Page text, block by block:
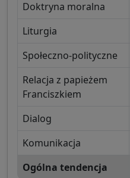
Doktryna moralna
Liturgia
Społeczno-polityczne
Relacja z papieżem
Franciszkiem
Dialog
Komunikacja
Ogólna tendencja